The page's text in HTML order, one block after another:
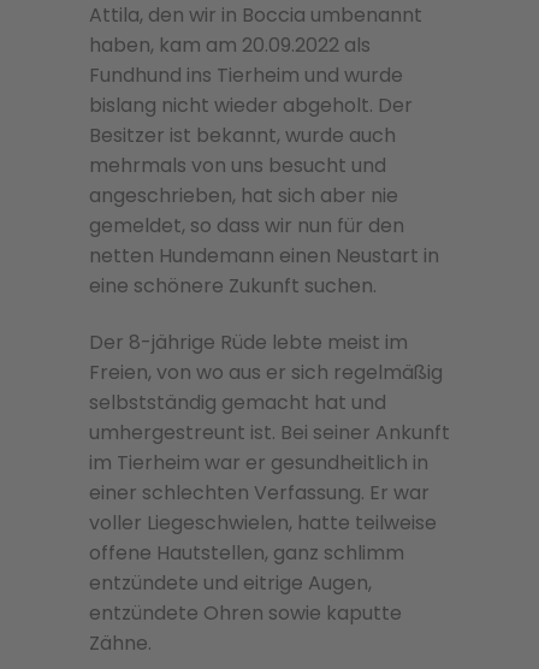
Attila, den wir in Boccia umbenannt
haben, kam am 20.09.2022 als
Fundhund ins Tierheim und wurde
bislang nicht wieder abgeholt. Der
Besitzer ist bekannt, wurde auch
mehrmals von uns besucht und
angeschrieben, hat sich aber nie
gemeldet, so dass wir nun für den
netten Hundemann einen Neustart in
eine schönere Zukunft suchen.
Der 8-jährige Rüde lebte meist im
Freien, von wo aus er sich regelmäßig
selbstständig gemacht hat und
umhergestreunt ist. Bei seiner Ankunft
im Tierheim war er gesundheitlich in
einer schlechten Verfassung. Er war
voller Liegeschwielen, hatte teilweise
offene Hautstellen, ganz schlimm
entzündete und eitrige Augen,
entzündete Ohren sowie kaputte
Zähne.